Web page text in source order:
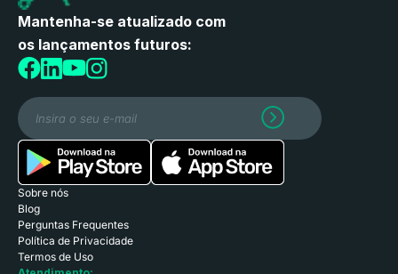
Mantenha-se atualizado com
os lançamentos futuros:
Sobre nós
Blog
Perguntas Frequentes
Política de Privacidade
Termos de Uso